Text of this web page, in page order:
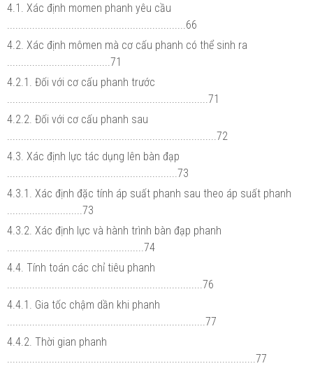
4.1. Xác định momen phanh yêu cầu
................................................................66
4.2. Xác định mômen mà cơ cấu phanh có thể sinh ra
.....................................71
4.2.1. Đối với cơ cấu phanh trước
........................................................................71
4.2.2. Đối với cơ cấu phanh sau
...........................................................................72
4.3. Xác định lực tác dụng lên bàn đạp
.............................................................73
4.3.1. Xác định đặc tính áp suất phanh sau theo áp suất phanh
...........................73
4.3.2. Xác định lực và hành trình bàn đạp phanh
.................................................74
4.4. Tính toán các chỉ tiêu phanh
......................................................................76
4.4.1. Gia tốc chậm dần khi phanh
.......................................................................77
4.4.2. Thời gian phanh
.........................................................................................77